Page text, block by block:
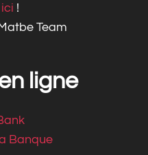
ici !
Team
ligne
Banque